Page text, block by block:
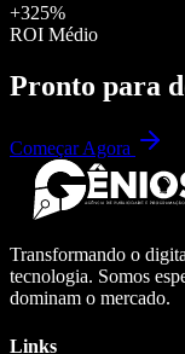
+325%
ROI Médio
Pronto para
Começar Agora
Transformando o
tecnologia. Somos
dominam o mercado.
Links